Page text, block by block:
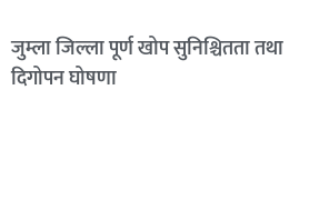
जुम्ला जिल्ला पूर्ण खोप सुनिश्चितता तथा
दिगोपन घोषणा